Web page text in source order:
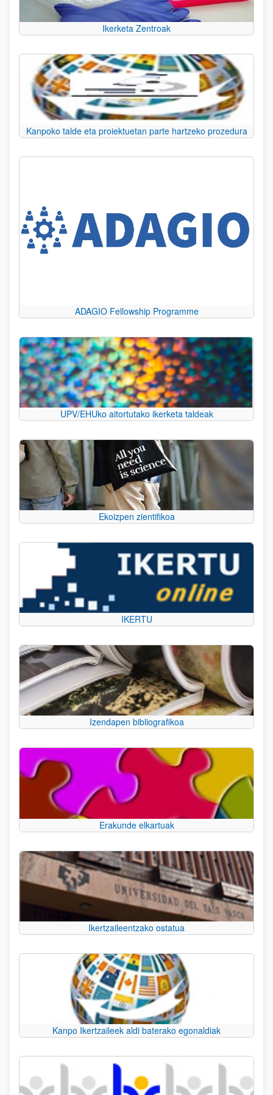
Ikerketa Zentroak
Kanpoko talde eta proiektuetan parte hartzeko prozedura
ADAGIO Fellowship Programme
UPV/EHUko aitortutako ikerketa taldeak
Ekoizpen zientifikoa
IKERTU
Izendapen bibliografikoa
Erakunde elkartuak
Ikertzaileentzako ostatua
Kanpo Ikertzaileek aldi baterako egonaldiak